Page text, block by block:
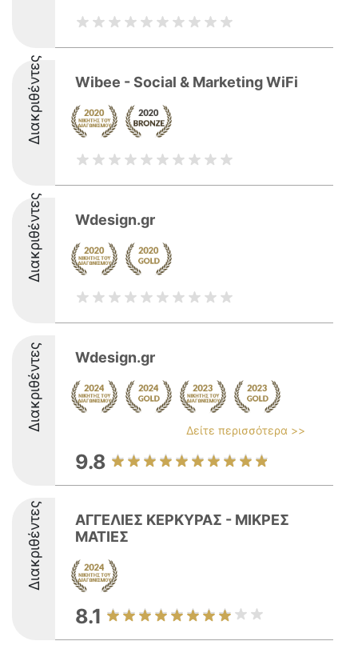
Διακριθέντες Wibee - Social & Marketing WiFi
Διακριθέντες Wdesign.gr
Διακριθέντες Wdesign.gr
Δείτε περισσότερα >>
9.8
Διακριθέντες
ΑΓΓΕΛΙΕΣ ΚΕΡΚΥΡΑΣ - ΜΙΚΡΕΣ
ΜΑΤΙΕΣ
8.1